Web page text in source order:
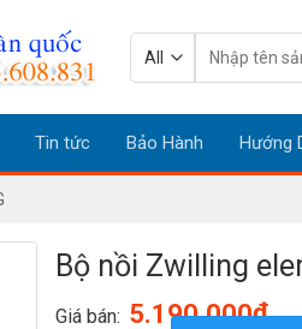
for:
Tin tức Bảo Hành Hướng
Bộ nồi Zwilling
Giá bán: 5.190.000₫